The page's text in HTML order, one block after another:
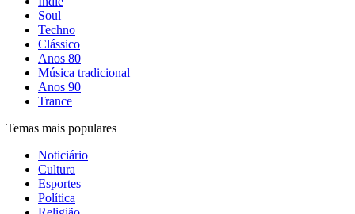
Soul
Techno
Clássico
Anos 80
Música tradicional
Anos 90
Trance
Temas mais populares
Noticiário
Cultura
Esportes
Política